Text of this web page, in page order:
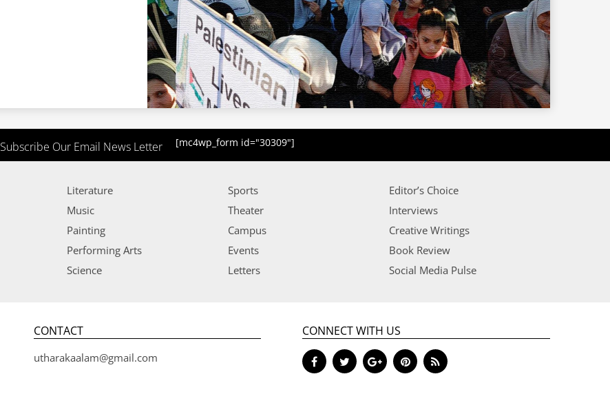
Subscribe Our Email News Letter [mc4wp_form id="30309"]
Literature
Music
Painting
Performing Arts
Science
Sports
Theater
Campus
Events
Letters
Editor’s Choice
Interviews
Creative Writings
Book Review
Social Media Pulse
CONTACT
utharakaalam@gmail.com
CONNECT WITH US